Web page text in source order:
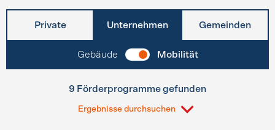
Private Unternehmen Gemeinden
Gebäude Mobilität
9 Förderprogramme gefunden
Ergebnisse durchsuchen